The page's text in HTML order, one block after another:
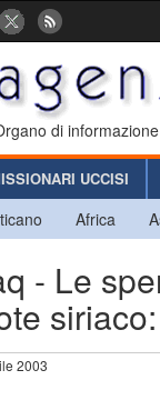
di
UCCISI
Africa
- Le
2003